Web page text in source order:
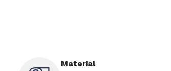
Material